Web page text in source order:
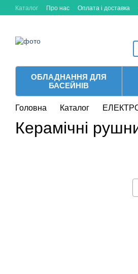
Перейти до основного контенту
Каталог Про нас Оплата і доставка
ОБЛАДНАННЯ ДЛЯ
БАСЕЙНІВ
Головна Каталог
Керамічні